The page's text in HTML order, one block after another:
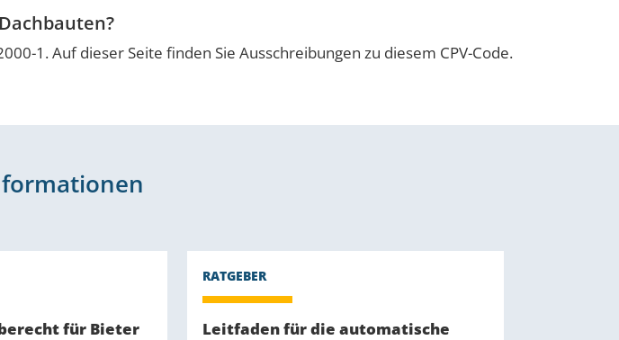
1. Auf dieser Seite finden Sie Ausschreibungen zu diesem CPV-Code.
für Bieter
Leitfaden für die automatische